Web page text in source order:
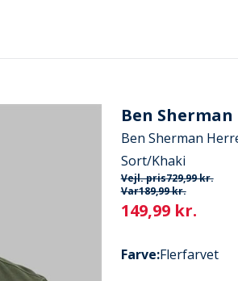
Ben Sherman
Ben Sherman
Sort/Khaki
Vejl. pris729,99 kr.
Var189,99 kr.
Current
149,99 kr.
Farve:Flerfarvet